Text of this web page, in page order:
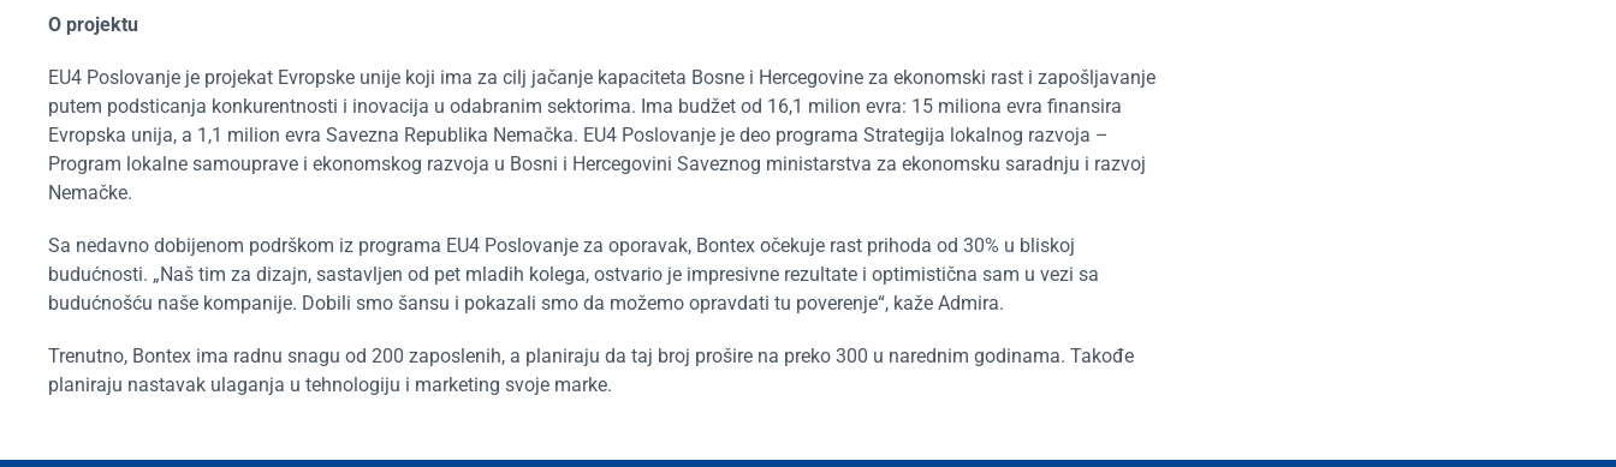
O projektu
EU4 Poslovanje je projekat Evropske unije koji ima za cilj jačanje kapaciteta Bosne i Hercegovine za ekonomski rast i zapošljavanje
putem podsticanja konkurentnosti i inovacija u odabranim sektorima. Ima budžet od 16,1 milion evra: 15 miliona evra finansira
Evropska unija, a 1,1 milion evra Savezna Republika Nemačka. EU4 Poslovanje je deo programa Strategija lokalnog razvoja –
Program lokalne samouprave i ekonomskog razvoja u Bosni i Hercegovini Saveznog ministarstva za ekonomsku saradnju i razvoj
Nemačke.
Sa nedavno dobijenom podrškom iz programa EU4 Poslovanje za oporavak, Bontex očekuje rast prihoda od 30% u bliskoj
budućnosti. „Naš tim za dizajn, sastavljen od pet mladih kolega, ostvario je impresivne rezultate i optimistična sam u vezi sa
budućnošću naše kompanije. Dobili smo šansu i pokazali smo da možemo opravdati tu poverenje“, kaže Admira.
Trenutno, Bontex ima radnu snagu od 200 zaposlenih, a planiraju da taj broj prošire na preko 300 u narednim godinama. Takođe
planiraju nastavak ulaganja u tehnologiju i marketing svoje marke.